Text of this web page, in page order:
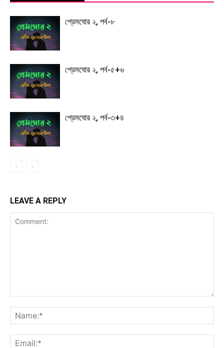
প্রেমঘোর ২, পর্ব-৮
প্রেমঘোর ২, পর্ব-৫+৬
প্রেমঘোর ২, পর্ব-৩+৪
LEAVE A REPLY